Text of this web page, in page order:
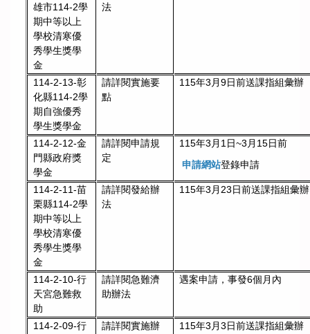
雄市114-2學
期中等以上
學校清寒優
秀學生獎學
金
法
114-2-13-彰
化縣114-2學
期自強優秀
學生獎學金
請詳閱實施要
點
115年3月9日前送課指組彙辦
114-2-12-金
門縣政府獎
學金
請詳閱申請規
定
115年3月1日~3月15日前
申請網站登錄申請
114-2-11-苗
栗縣114-2學
期中等以上
學校清寒優
秀學生獎學
金
請詳閱發給辦
法
115年3月23日前送課指組彙辦
114-2-10-行
天宮急難救
助
請詳閱急難濟
助辦法
遇案申請，事發6個月內
114-2-09-行
請詳閱實施辦
115年3月3日前送課指組彙辦